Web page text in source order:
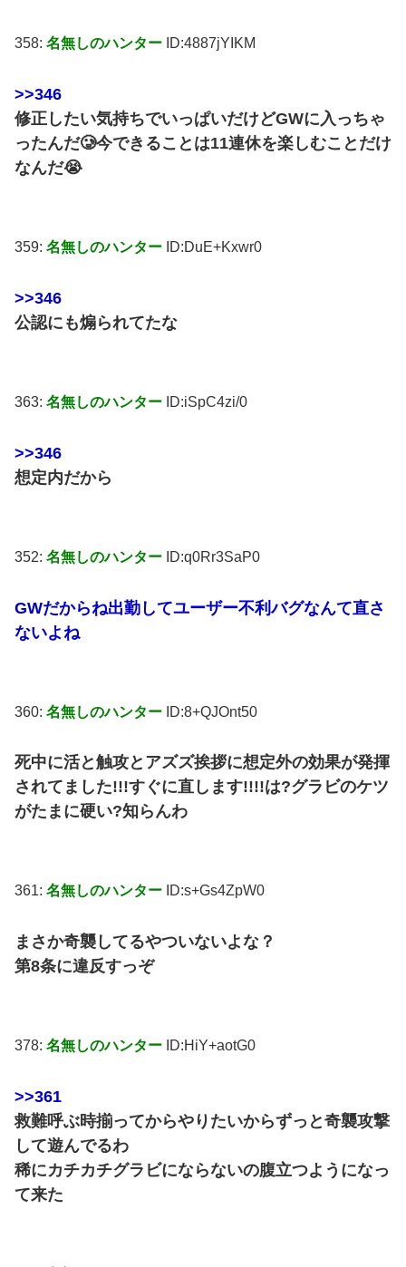
358: 名無しのハンター ID:4887jYIKM
>>346
修正したい気持ちでいっぱいだけどGWに入っちゃ
ったんだ🥲今できることは11連休を楽しむことだけ
なんだ😭
359: 名無しのハンター ID:DuE+Kxwr0
>>346
公認にも煽られてたな
363: 名無しのハンター ID:iSpC4zi/0
>>346
想定内だから
352: 名無しのハンター ID:q0Rr3SaP0
GWだからね出勤してユーザー不利バグなんて直さ
ないよね
360: 名無しのハンター ID:8+QJOnt50
死中に活と触攻とアズズ挨拶に想定外の効果が発揮
されてました!!!すぐに直します!!!!は?グラビのケツ
がたまに硬い?知らんわ
361: 名無しのハンター ID:s+Gs4ZpW0
まさか奇襲してるやついないよな？
第8条に違反すっぞ
378: 名無しのハンター ID:HiY+aotG0
>>361
救難呼ぶ時揃ってからやりたいからずっと奇襲攻撃
して遊んでるわ
稀にカチカチグラビにならないの腹立つようになっ
て来た